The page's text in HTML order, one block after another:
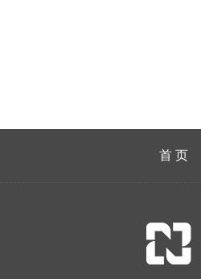
首 页